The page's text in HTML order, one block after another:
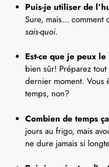
Puis-je utiliser de
Sure, mais…
sais-quoi.
Est-ce que je peux
bien sûr! Préparez tout
dernier moment. Vous
temps, non?
Combien de temps
jours au frigo, mais
ne dure jamais si